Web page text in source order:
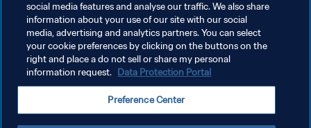
سياسة الخصوصية
إدارة تفضيلات ملفات تعريف الارتباط
social media features and analyse our traffic. We also share
information about your use of our site with our social
media, advertising and analytics partners. You can select
your cookie preferences by clicking on the buttons on the
right and place a do not sell or share my personal
information request. Data Protection Portal
Preference Center